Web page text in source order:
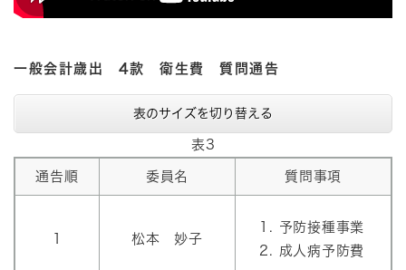
一般会計歳出 4款 衛生費 質問通告
表のサイズを切り替える
表3
通告順 委員名 質問事項
松本 妙子
予防接種事業
成人病予防費